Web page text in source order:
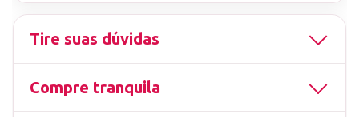
Tire suas dúvidas
Compre tranquila